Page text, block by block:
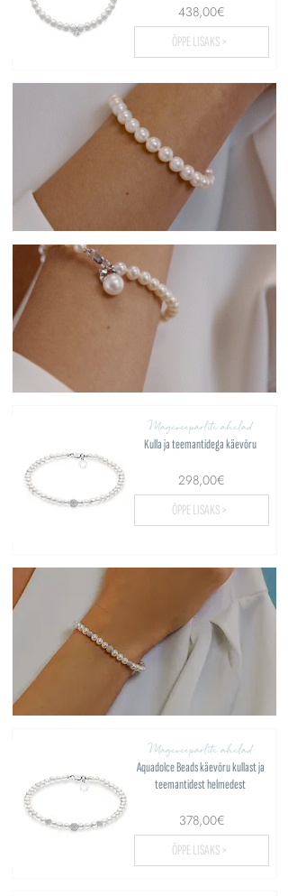
438,00€
ÕPPE LISAKS >
Mageveepärlite ahelad
Kulla ja teemantidega käevõru
298,00€
ÕPPE LISAKS >
Mageveepärlite ahelad
Aquadolce Beads käevõru kullast ja
teemantidest helmedest
378,00€
ÕPPE LISAKS >